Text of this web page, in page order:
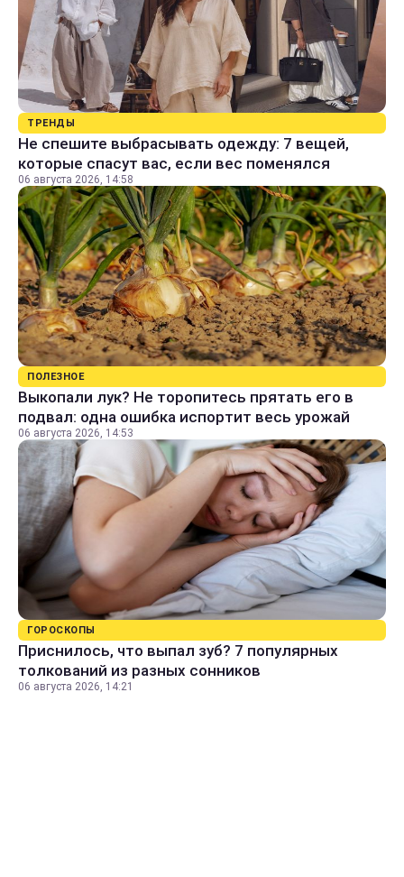
ТРЕНДЫ
Не спешите выбрасывать одежду: 7 вещей,
которые спасут вас, если вес поменялся
06 августа 2026, 14:58
ПОЛЕЗНОЕ
Выкопали лук? Не торопитесь прятать его в
подвал: одна ошибка испортит весь урожай
06 августа 2026, 14:53
ГОРОСКОПЫ
Приснилось, что выпал зуб? 7 популярных
толкований из разных сонников
06 августа 2026, 14:21